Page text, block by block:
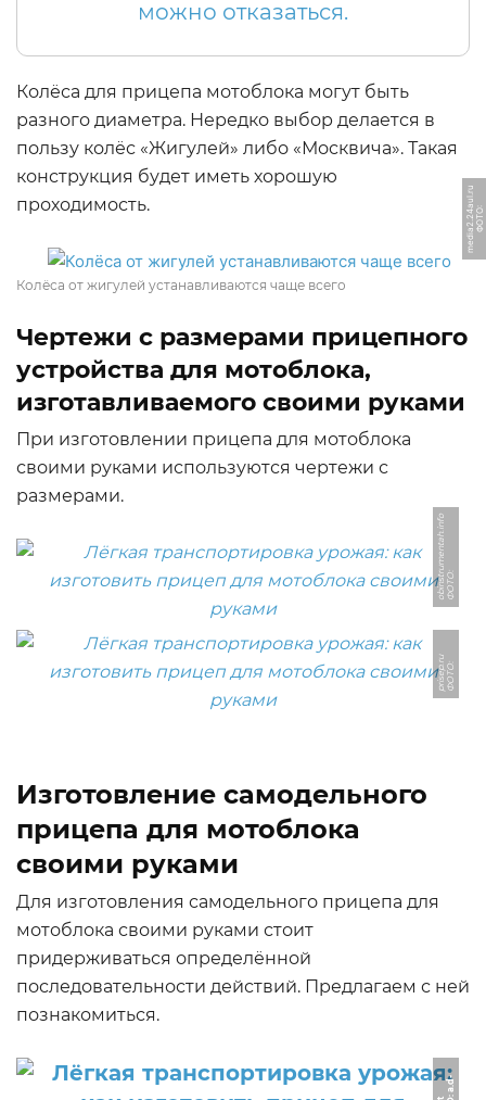
можно отказаться.
Колёса для прицепа мотоблока могут быть
разного диаметра. Нередко выбор делается в
пользу колёс «Жигулей» либо «Москвича». Такая
конструкция будет иметь хорошую
проходимость.
Ф
О
Т
О:
m
e
di
a
2.
2
4
a
ul.
r
u
Колёса от жигулей устанавливаются чаще всего
Чертежи с размерами прицепного
устройства для мотоблока,
изготавливаемого своими руками
При изготовлении прицепа для мотоблока
своими руками используются чертежи с
размерами.
Ф
О
Т
О:
o
bi
n
s
t
r
u
m
e
n
t
a
h.i
n
f
o
Ф
О
Т
О:
p
ri
s
e
p.
r
u
Изготовление самодельного
прицепа для мотоблока
своими руками
Для изготовления самодельного прицепа для
мотоблока своими руками стоит
придерживаться определённой
последовательности действий. Предлагаем с ней
познакомиться.